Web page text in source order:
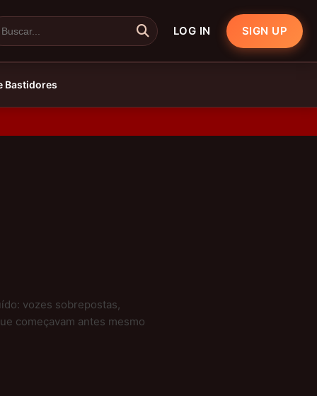
LOG IN SIGN UP
Bastidores
vozes sobrepostas,
começavam antes mesmo